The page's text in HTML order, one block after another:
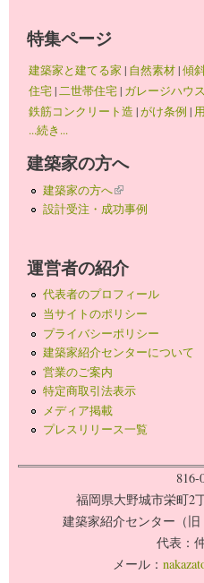
特集ページ
建築家と建てる家 | 自然素材|傾
住宅|二世帯住宅| ガレージハウス
鉄筋コンクリート造 |がけ条例 |
...続き...
建築家の方へ
建築家の方へ(link is external)
設計受注・成功事例
運営者の紹介
代表者のプロフィール
当サイトのポリシー
プライバシーポリシー
建築家紹介センターについて
営業のご案内
特定商取引法表示
メディア掲載
プレスリリース一覧
816-
福岡県大野城市栄町2
建築家紹介センター（旧
代表：
メール：